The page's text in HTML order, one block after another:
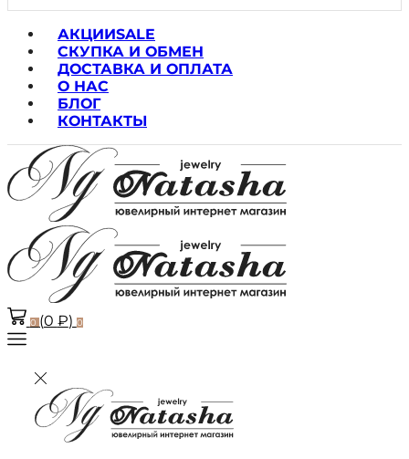
АКЦИИSALE
СКУПКА И ОБМЕН
ДОСТАВКА И ОПЛАТА
О НАС
БЛОГ
КОНТАКТЫ
0 (0 ₽) 0